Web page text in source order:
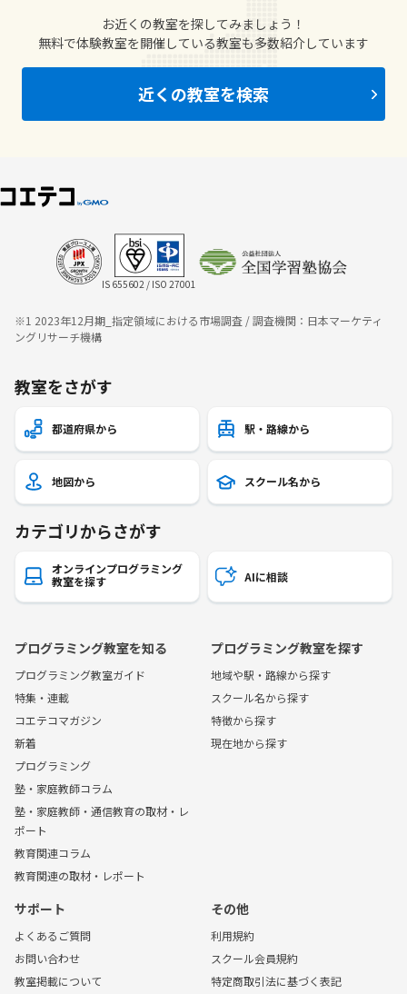
お近くの教室を探してみましょう！
無料で体験教室を開催している教室も多数紹介しています
近くの教室を検索
IS 655602 / ISO 27001
※1 2023年12月期_指定領域における市場調査 / 調査機関：日本マーケティ
ングリサーチ機構
教室をさがす
都道府県から 駅・路線から
地図から スクール名から
カテゴリからさがす
オンラインプログラミング
教室を探す
AIに相談
プログラミング教室を知る
プログラミング教室ガイド
特集・連載
コエテコマガジン
新着
プログラミング
塾・家庭教師コラム
塾・家庭教師・通信教育の取材・レ
ポート
教育関連コラム
教育関連の取材・レポート
プログラミング教室を探す
地域や駅・路線から探す
スクール名から探す
特徴から探す
現在地から探す
サポート
よくあるご質問
お問い合わせ
教室掲載について
その他
利用規約
スクール会員規約
特定商取引法に基づく表記